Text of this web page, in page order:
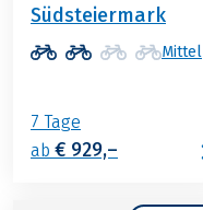
Südsteiermark
Mittel
7 Tage
ab € 929,–